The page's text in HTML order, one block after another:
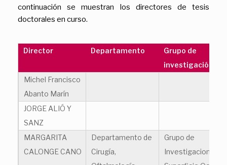
continuación se muestran los directores de tesis
doctorales en curso.
Director Departamento
Grupo de
investigación
Michel Francisco
Abanto Marín
JORGE ALIÓ Y
SANZ
MARGARITA
CALONGE CANO
Departamento de
Cirugía,
Grupo de
Investigacion en